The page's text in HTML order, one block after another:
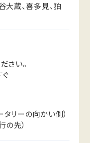
大蔵、喜多見、狛
さい。
リーの向かい側）
の先）